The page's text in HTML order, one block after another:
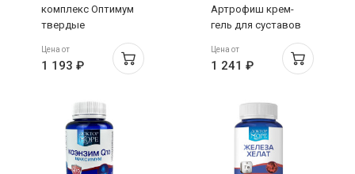
комплекс Оптимум
твердые
капсулы 360мг №60
Цена от
1 193 ₽
Артрофиш крем-
гель для суставов
тела охлаждающий
на основе
ароматических
Цена от
1 241 ₽